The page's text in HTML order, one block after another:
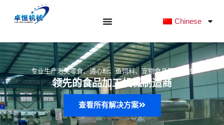
容
Chinese
专业生产泡芙零食、通心粉、鱼饲料、宠物食品等生产线
领先的食品加工机械制造商
查看所有解决方案